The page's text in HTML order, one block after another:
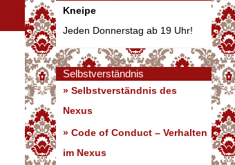
Kneipe
Jeden Donnerstag ab 19 Uhr!
Selbstverständnis
» Selbstverständnis des
Nexus
» Code of Conduct – Verhalten
im Nexus